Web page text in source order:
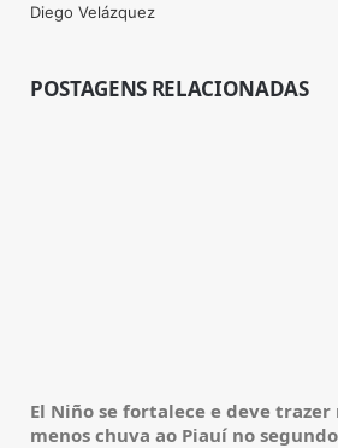
Diego Velázquez
POSTAGENS RELACIONADAS
El Niño se fortalece e deve trazer
menos chuva ao Piauí no